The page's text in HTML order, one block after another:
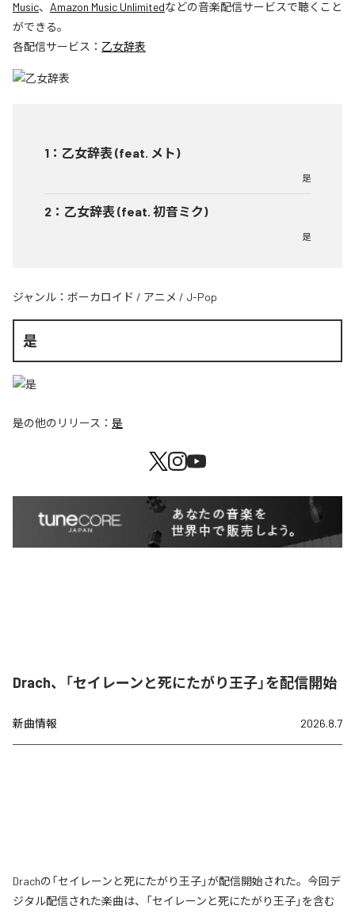
Music、 Amazon Music Unlimitedなどの音楽配信サービスで聴くこと
ができる。
各配信サービス： 乙女辞表
1 ： 乙女辞表 (feat. メト)
是
2 ： 乙女辞表 (feat. 初音ミク)
是
ジャンル： ボーカロイド / アニメ / J-Pop
是
是の他のリリース： 是
Drach、「セイレーンと死にたがり王子」を配信開始
新曲情報 2026.8.7
Drachの「セイレーンと死にたがり王子」が配信開始された。今回デ
ジタル配信された楽曲は、「セイレーンと死にたがり王子」を含む